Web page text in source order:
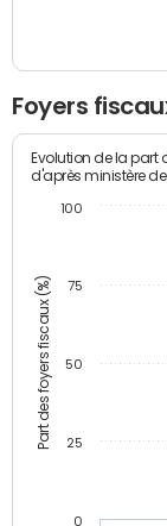
Foyers
Part des foyers fiscaux (%)
Evolution de la part
d'après ministère
0
25
50
75
100